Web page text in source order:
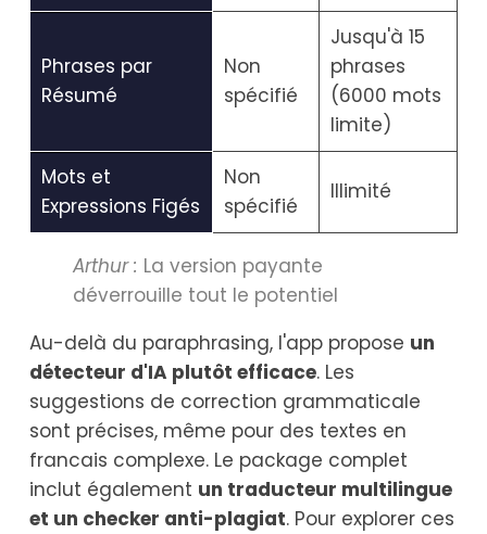
Phrases par
Résumé
Non
spécifié
Jusqu'à 15
phrases
(6000 mots
limite)
Mots et
Expressions Figés
Non
spécifié
Illimité
Arthur : La version payante
déverrouille tout le potentiel
Au-delà du paraphrasing, l'app propose un
détecteur d'IA plutôt efficace. Les
suggestions de correction grammaticale
sont précises, même pour des textes en
francais complexe. Le package complet
inclut également un traducteur multilingue
et un checker anti-plagiat. Pour explorer ces